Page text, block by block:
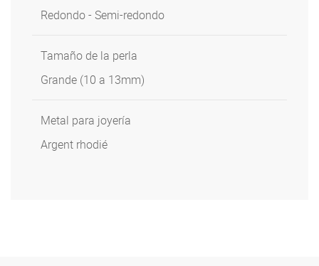
Redondo - Semi-redondo
Tamaño de la perla
Grande (10 a 13mm)
Metal para joyería
Argent rhodié